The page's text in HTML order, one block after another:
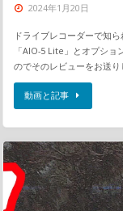
2024年1月20日
ドライブレコーダーで知
「AIO-5 Lite」とオプシ
のでそのレビューをお送
動画と記事